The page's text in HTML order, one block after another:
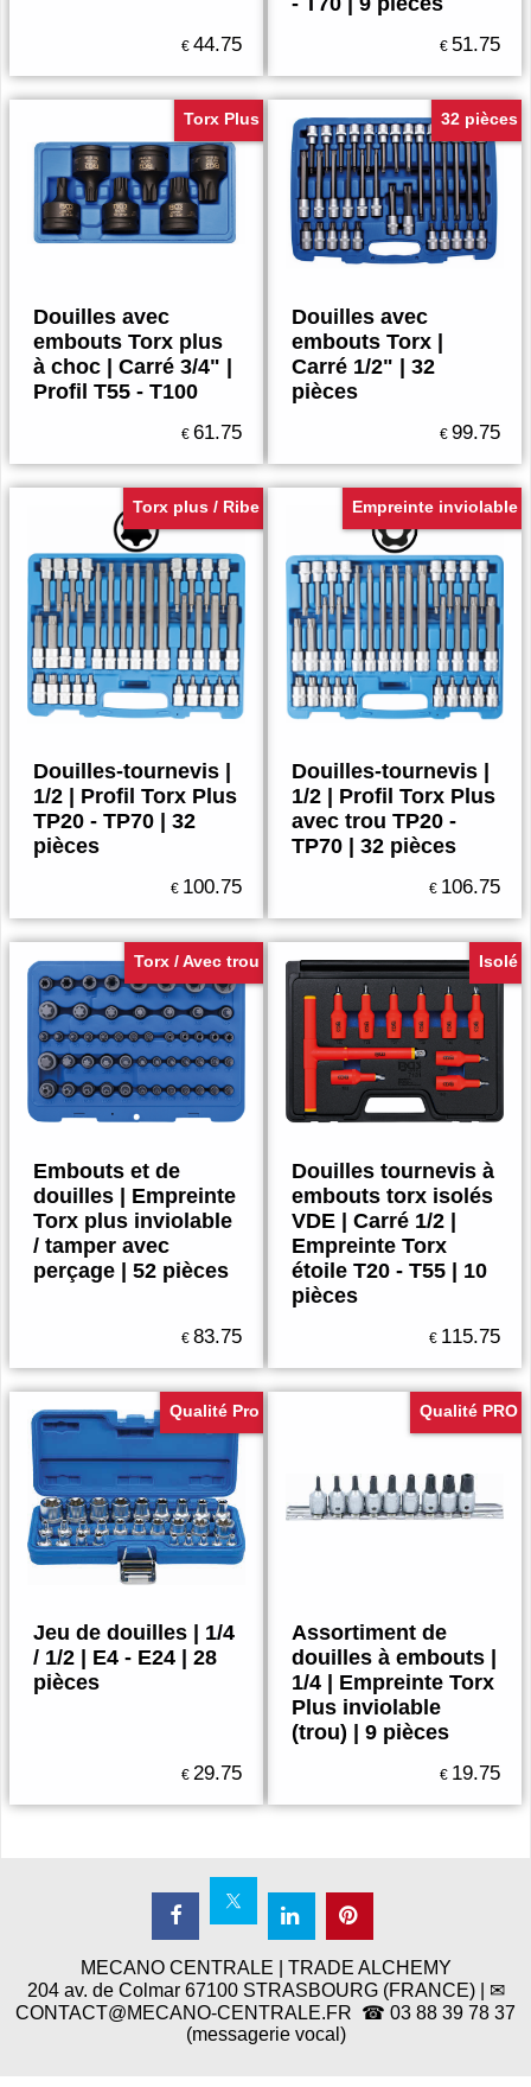
€ 44.75 € 51.75
Torx Plus
Douilles avec
embouts Torx plus
à choc | Carré 3/4" |
Profil T55 - T100
€ 61.75
32 pièces
Douilles avec
embouts Torx |
Carré 1/2" | 32
pièces
€ 99.75
Torx plus / Ribe
Douilles-tournevis |
1/2 | Profil Torx Plus
TP20 - TP70 | 32
pièces
€ 100.75
Empreinte inviolable
Douilles-tournevis |
1/2 | Profil Torx Plus
avec trou TP20 -
TP70 | 32 pièces
€ 106.75
Torx / Avec trou
Embouts et de
douilles | Empreinte
Torx plus inviolable
/ tamper avec
perçage | 52 pièces
€ 83.75
Isolé
Douilles tournevis à
embouts torx isolés
VDE | Carré 1/2 |
Empreinte Torx
étoile T20 - T55 | 10
pièces
€ 115.75
Qualité Pro
Jeu de douilles | 1/4
/ 1/2 | E4 - E24 | 28
pièces
€ 29.75
Qualité PRO
Assortiment de
douilles à embouts |
1/4 | Empreinte Torx
Plus inviolable
(trou) | 9 pièces
€ 19.75
MECANO CENTRALE | TRADE ALCHEMY
204 av. de Colmar 67100 STRASBOURG (FRANCE) | ✉
CONTACT@MECANO-CENTRALE.FR ☎ 03 88 39 78 37
(messagerie vocal)